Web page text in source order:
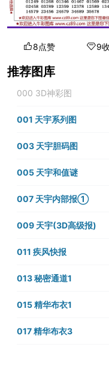
8点赞 9
推荐图库
000 3D神彩图
001 天宇系列图
003 天宇胆码图
005 天宇和值谜
007 天宇内部报①
009 天宇(3D高级报)
011 疾风快报
013 秘密通道1
015 精华布衣1
017 精华布衣3